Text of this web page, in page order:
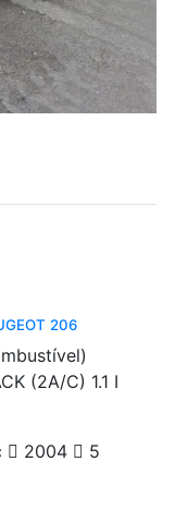
206
(2A/C) 1.1 I
2004 5